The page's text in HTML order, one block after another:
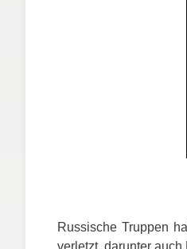
Russische Truppen
verletzt, darunter auch